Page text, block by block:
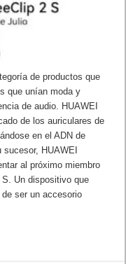
de productos que
que unían moda y
de audio. HUAWEI
de los auriculares de
en el ADN de
sucesor, HUAWEI
al próximo miembro
Un dispositivo que
ser un accesorio